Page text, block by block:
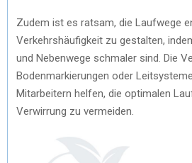
Zudem ist es ratsam, die Laufwege
Verkehrshäufigkeit zu gestalten,
und Nebenwege schmaler sind. Die
Bodenmarkierungen oder
Mitarbeitern helfen, die optimalen
Verwirrung zu vermeiden.